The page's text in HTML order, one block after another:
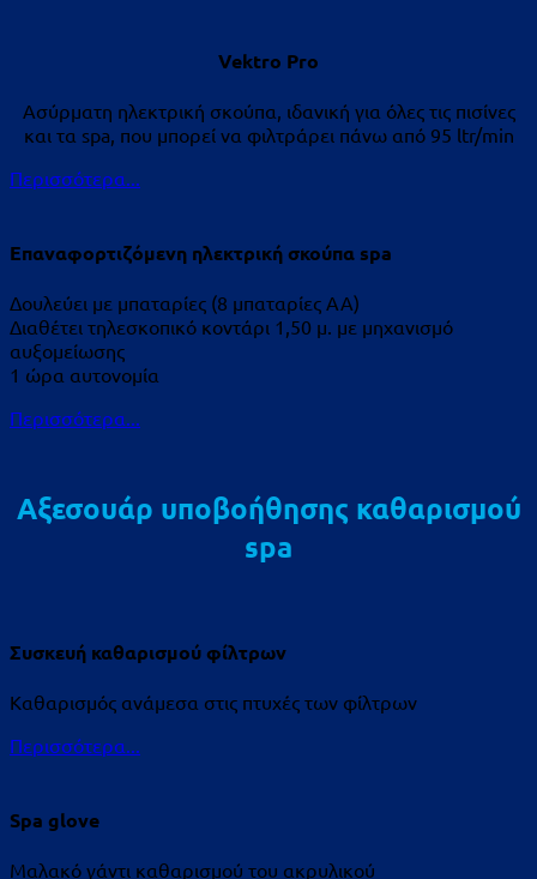
Vektro Pro
Ασύρματη ηλεκτρική σκούπα, ιδανική για όλες τις πισίνες
και τα spa, που μπορεί να φιλτράρει πάνω από 95 ltr/min
Περισσότερα...
Επαναφορτιζόμενη ηλεκτρική σκούπα spa
Δουλεύει με μπαταρίες (8 μπαταρίες ΑΑ)
Διαθέτει τηλεσκοπικό κοντάρι 1,50 μ. με μηχανισμό
αυξομείωσης
1 ώρα αυτονομία
Περισσότερα...
Αξεσουάρ υποβοήθησης καθαρισμού
spa
Συσκευή καθαρισμού φίλτρων
Καθαρισμός ανάμεσα στις πτυχές των φίλτρων
Περισσότερα...
Spa glove
Μαλακό γάντι καθαρισμού του ακρυλικού